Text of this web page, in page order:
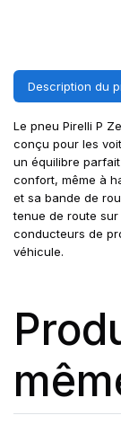
Description du
Le pneu Pirelli P
conçu pour les
un équilibre
confort, même à
et sa bande de
tenue de route
conducteurs de
véhicule.